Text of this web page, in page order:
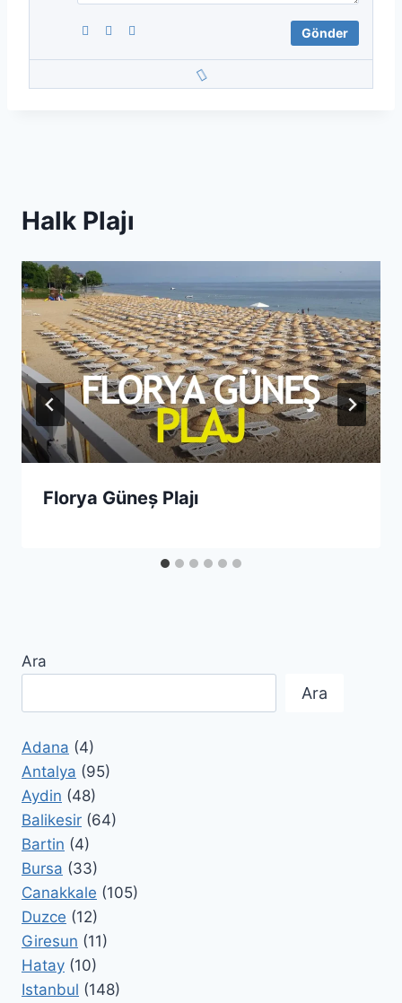
Halk Plajı
Florya Güneș Plajı
Ara
Ara
Adana (4)
Antalya (95)
Aydin (48)
Balikesir (64)
Bartin (4)
Bursa (33)
Canakkale (105)
Duzce (12)
Giresun (11)
Hatay (10)
Istanbul (148)